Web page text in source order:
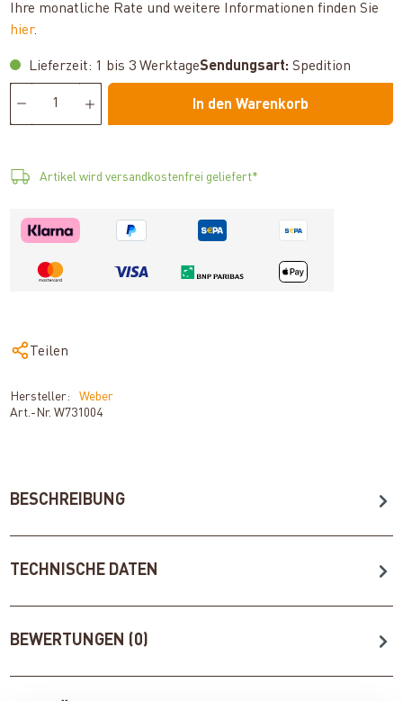
Ihre monatliche Rate und weitere Informationen finden Sie
hier.
Lieferzeit: 1 bis 3 WerktageSendungsart: Spedition
In den Warenkorb
Artikel wird versandkostenfrei geliefert*
Teilen
Hersteller:
Weber
Art.-Nr.W731004
BESCHREIBUNG
TECHNISCHE DATEN
BEWERTUNGEN (0)